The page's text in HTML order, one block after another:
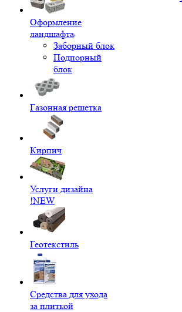
Оформление
ландшафта
Заборный блок
Подпорный
блок
Газонная решетка
Кирпич
Услуги дизайна
!NEW
Геотекстиль
Средства для ухода
за плиткой